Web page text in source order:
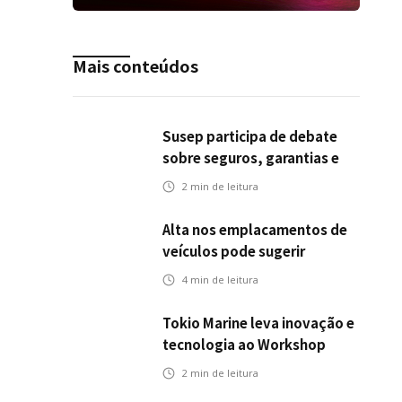
Mais conteúdos
Susep participa de debate
sobre seguros, garantias e
riscos em infraestrutura de
2 min de leitura
Alta nos emplacamentos de
veículos pode sugerir
oportunidades para o seguro
4 min de leitura
Tokio Marine leva inovação e
tecnologia ao Workshop
Integrativo da Poli-USP
2 min de leitura